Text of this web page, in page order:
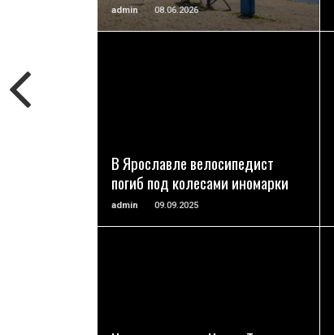
admin 08.06.2026
В Ярославле велосипедист
погиб под колесами иномарки
admin 09.09.2025